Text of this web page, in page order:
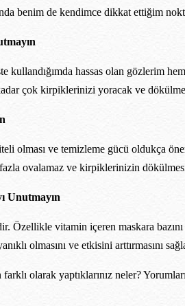
benim de kendimce dikkat ettiğim
hassas olan gözlerim
çok kirpiklerinizi yoracak ve
olması ve temizleme gücü oldukça
ovalamaz ve kirpiklerinizin
Unutmayın
Özellikle vitamin içeren maskara
olmasını ve etkisini arttırmasını
olarak yaptıklarınız neler?